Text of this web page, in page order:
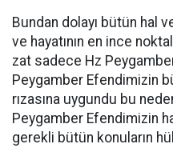
Bundan dolayı bütün hal
ve hayatının en ince
zat sadece Hz
Peygamber Efendimizin
rızasına uygundu bu
Peygamber Efendimizin
gerekli bütün konuların